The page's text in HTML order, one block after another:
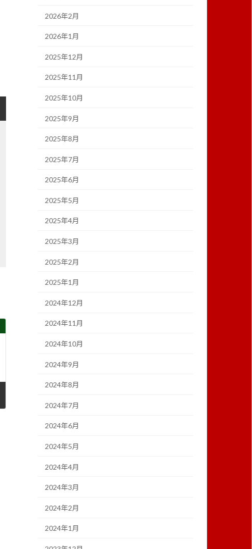
2026年2月
2026年1月
2025年12月
2025年11月
2025年10月
2025年9月
2025年8月
2025年7月
2025年6月
2025年5月
2025年4月
2025年3月
2025年2月
2025年1月
2024年12月
2024年11月
2024年10月
2024年9月
2024年8月
2024年7月
2024年6月
2024年5月
2024年4月
2024年3月
2024年2月
2024年1月